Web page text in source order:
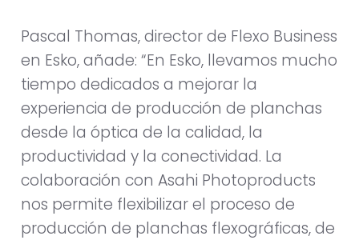
Pascal Thomas, director de Flexo Business
en Esko, añade: “En Esko, llevamos mucho
tiempo dedicados a mejorar la
experiencia de producción de planchas
desde la óptica de la calidad, la
productividad y la conectividad. La
colaboración con Asahi Photoproducts
nos permite flexibilizar el proceso de
producción de planchas flexográficas, de